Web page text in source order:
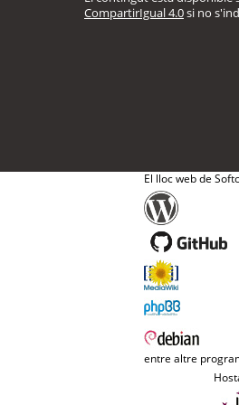
CompartirIgual 4.0si no
El lloc web de
entre altre